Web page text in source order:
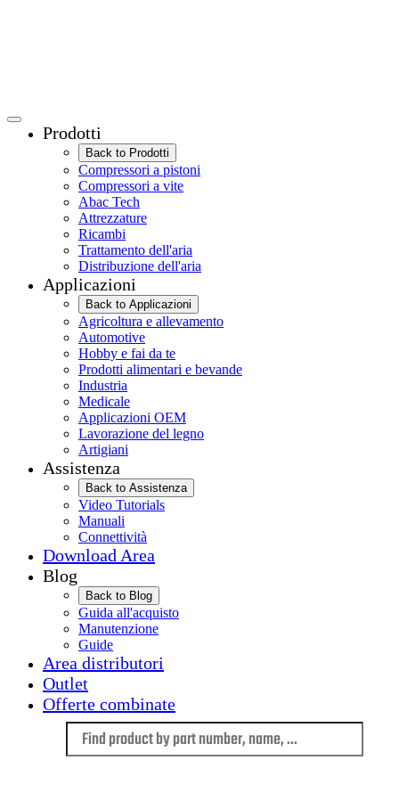
Prodotti
Back to Prodotti
Compressori a pistoni
Compressori a vite
Abac Tech
Attrezzature
Ricambi
Trattamento dell'aria
Distribuzione dell'aria
Applicazioni
Back to Applicazioni
Agricoltura e allevamento
Automotive
Hobby e fai da te
Prodotti alimentari e bevande
Industria
Medicale
Applicazioni OEM
Lavorazione del legno
Artigiani
Assistenza
Back to Assistenza
Video Tutorials
Manuali
Connettività
Download Area
Blog
Back to Blog
Guida all'acquisto
Manutenzione
Guide
Area distributori
Outlet
Offerte combinate